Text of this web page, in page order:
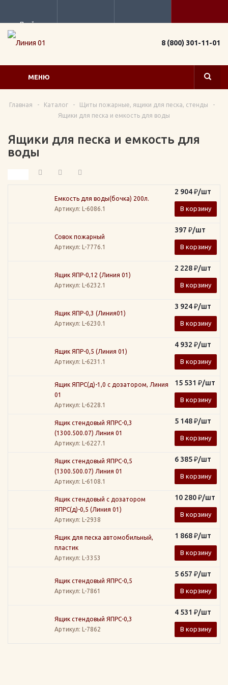
Прайс
8 (800) 301-11-01
МЕНЮ
Главная - Каталог - Щиты пожарные, ящики для песка, стенды
-
Ящики для песка и емкость для воды
Ящики для песка и емкость для
воды
Емкость для воды(бочка) 200л.
Артикул: L-6086.1
2 904₽/шт
В корзину
Совок пожарный
Артикул: L-7776.1
397 ₽/шт
В корзину
Ящик ЯПР-0,12 (Линия 01)
Артикул: L-6232.1
2 228₽/шт
В корзину
Ящик ЯПР-0,3 (Линия01)
Артикул: L-6230.1
3 924₽/шт
В корзину
Ящик ЯПР-0,5 (Линия 01)
Артикул: L-6231.1
4 932 ₽/шт
В корзину
Ящик ЯПРС(д)-1,0 с дозатором, Линия
01
Артикул: L-6228.1
15 531 ₽/шт
В корзину
Ящик стендовый ЯПРС-0,3
(1300.500.07) Линия 01
Артикул: L-6227.1
5 148₽/шт
В корзину
Ящик стендовый ЯПРС-0,5
(1300.500.07) Линия 01
Артикул: L-6108.1
6 385₽/шт
В корзину
Ящик стендовый с дозатором
ЯПРС(д)-0,5 (Линия 01)
Артикул: L-2938
10 280₽/шт
В корзину
Ящик для песка автомобильный,
пластик
Артикул: L-3353
1 868₽/шт
В корзину
Ящик стендовый ЯПРС-0,5
Артикул: L-7861
5 657 ₽/шт
В корзину
Ящик стендовый ЯПРС-0,3
Артикул: L-7862
4 531 ₽/шт
В корзину